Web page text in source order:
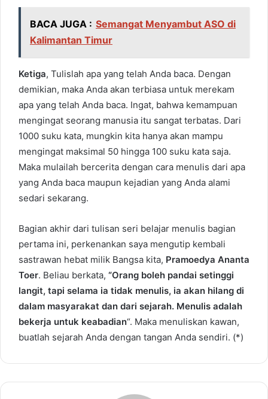
BACA JUGA : Semangat Menyambut ASO di
Kalimantan Timur
Ketiga, Tulislah apa yang telah Anda baca. Dengan
demikian, maka Anda akan terbiasa untuk merekam
apa yang telah Anda baca. Ingat, bahwa kemampuan
mengingat seorang manusia itu sangat terbatas. Dari
1000 suku kata, mungkin kita hanya akan mampu
mengingat maksimal 50 hingga 100 suku kata saja.
Maka mulailah bercerita dengan cara menulis dari apa
yang Anda baca maupun kejadian yang Anda alami
sedari sekarang.
Bagian akhir dari tulisan seri belajar menulis bagian
pertama ini, perkenankan saya mengutip kembali
sastrawan hebat milik Bangsa kita, Pramoedya Ananta
Toer. Beliau berkata, “Orang boleh pandai setinggi
langit, tapi selama ia tidak menulis, ia akan hilang di
dalam masyarakat dan dari sejarah. Menulis adalah
bekerja untuk keabadian“. Maka menuliskan kawan,
buatlah sejarah Anda dengan tangan Anda sendiri. (*)